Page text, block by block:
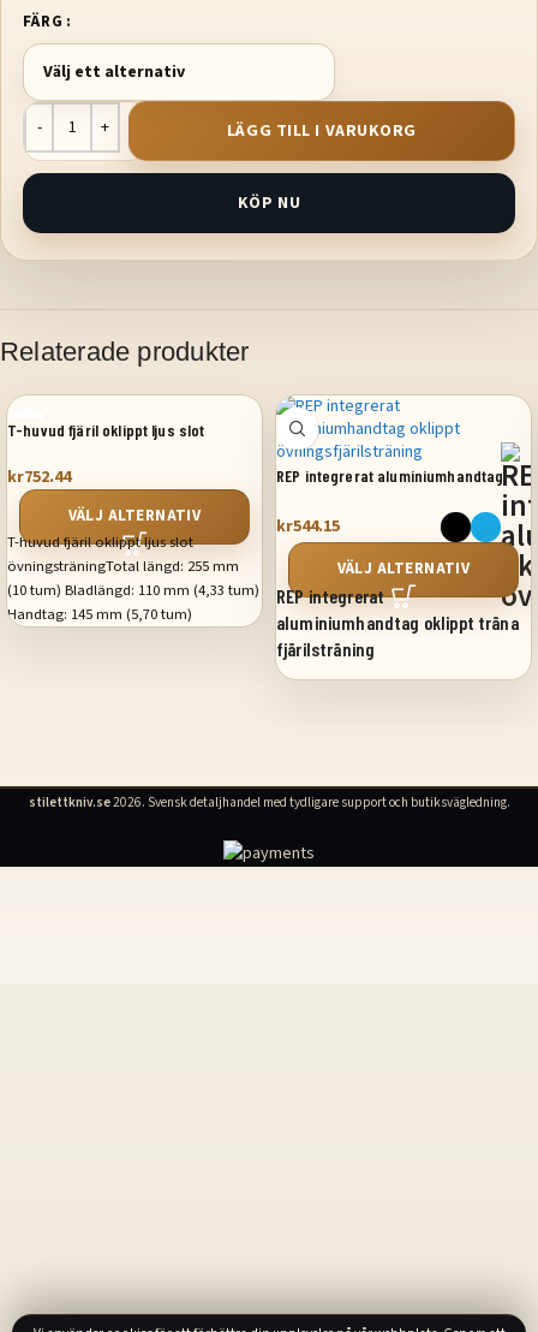
FÄRG
LÄGG TILL I VARUKORG
KÖP NU
Relaterade produkter
T-huvud fjäril oklippt ljus slot
kr752.44
VÄLJ ALTERNATIV
T-huvud fjäril oklippt ljus slot
övningsträningTotal längd: 255 mm
(10 tum) Bladlängd: 110 mm (4,33 tum)
Handtag: 145 mm (5,70 tum)
Bussning Nettovikt: 110 g
REP integrerat aluminiumhandtag
kr544.15
VÄLJ ALTERNATIV
REP integrerat
aluminiumhandtag oklippt träna
fjärilsträning
Total längd: 252 mm (9,92 tum)
Bladbredd: 21 mm (0,82 tum)
Handtagstjocklek: 13 mm (0,51 tum)
Handtagsmaterial: Aviation aluminium
stilettkniv.se2026. Svensk detaljhandel med tydligare support och butiksvägledning.